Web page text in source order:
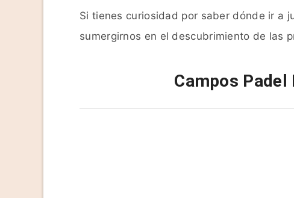
Si tienes curiosidad por saber dónde ir a
sumergirnos en el descubrimiento de las
Campos